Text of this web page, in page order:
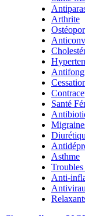
Arthrite
Santé
Asthme
Anti-